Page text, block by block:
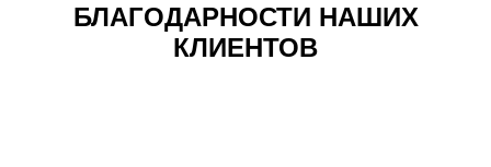
БЛАГОДАРНОСТИ НАШИХ
КЛИЕНТОВ